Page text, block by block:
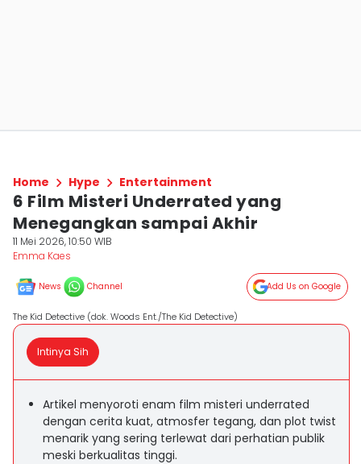
Home Hype Entertainment
6 Film Misteri Underrated yang
Menegangkan sampai Akhir
11 Mei 2026, 10:50 WIB
Emma Kaes
News Channel Add Us on Google
The Kid Detective (dok. Woods Ent./The Kid Detective)
Intinya Sih
Artikel menyoroti enam film misteri underrated
dengan cerita kuat, atmosfer tegang, dan plot twist
menarik yang sering terlewat dari perhatian publik
meski berkualitas tinggi.